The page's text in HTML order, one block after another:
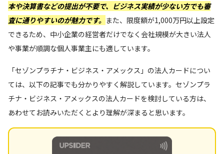
本や決算書などの提出が不要で、ビジネス実績が少ない方でも審
査に通りやすいのが魅力です。 また、限度額が1,000万円以上設定
できるため、中小企業の経営者だけでなく会社規模が大きい法人
や事業が順調な個人事業主にも適しています。
「セゾンプラチナ・ビジネス・アメックス」の法人カードについ
ては、以下の記事でも分かりやすく解説しています。セゾンプラ
チナ・ビジネス・アメックスの法人カードを検討している方は、
あわせてお読みいただくとより理解が深まると思います。